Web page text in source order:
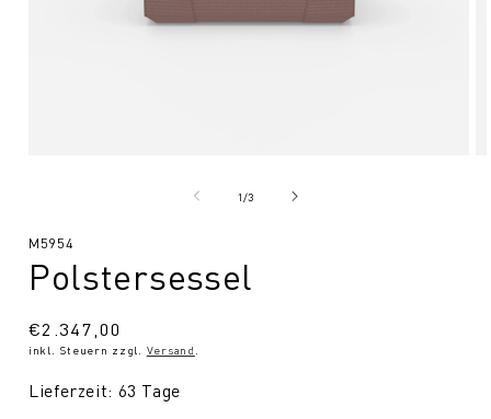
1/von
3
SKU:
M5954
Polstersessel
Normaler
Preis
€2.347,00
inkl. Steuern zzgl. Versand
Lieferzeit: 63 Tage